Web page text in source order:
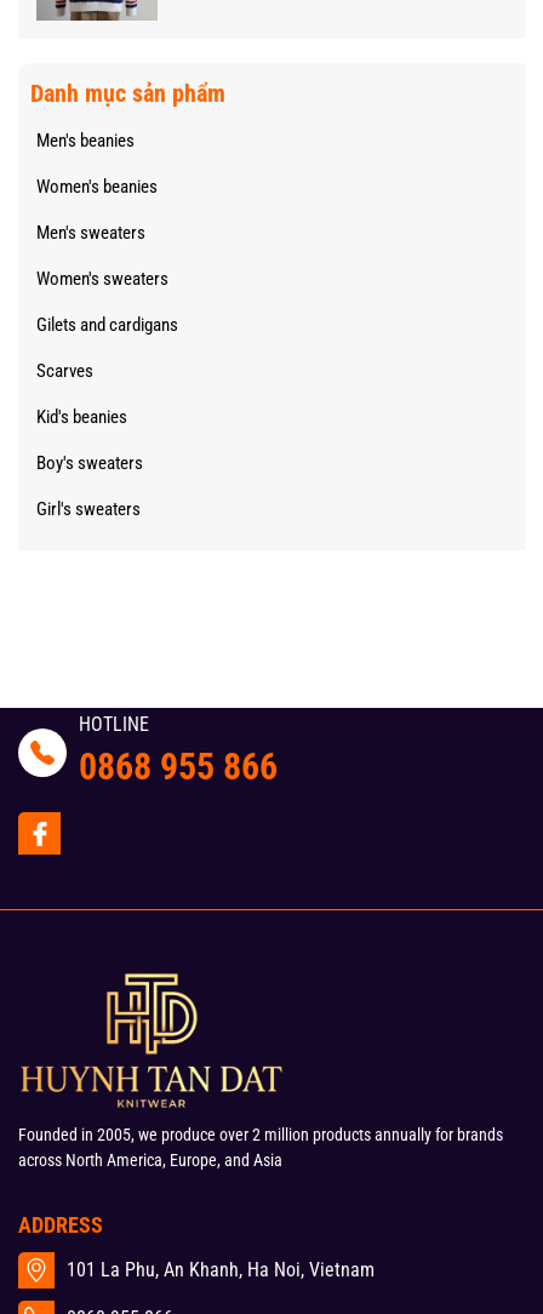
Danh mục sản phẩm
Men's beanies
Women's beanies
Men's sweaters
Women's sweaters
Gilets and cardigans
Scarves
Kid's beanies
Boy's sweaters
Girl's sweaters
HOTLINE
0868 955 866
Founded in 2005, we produce over 2 million products annually for brands
across North America, Europe, and Asia
ADDRESS
101 La Phu, An Khanh, Ha Noi, Vietnam